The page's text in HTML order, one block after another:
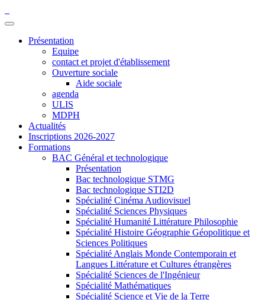
Présentation
Equipe
contact et projet d'établissement
Ouverture sociale
Aide sociale
agenda
ULIS
MDPH
Actualités
Inscriptions 2026-2027
Formations
BAC Général et technologique
Présentation
Bac technologique STMG
Bac technologique STI2D
Spécialité Cinéma Audiovisuel
Spécialité Sciences Physiques
Spécialité Humanité Littérature Philosophie
Spécialité Histoire Géographie Géopolitique et
Sciences Politiques
Spécialité Anglais Monde Contemporain et
Langues Littérature et Cultures étrangères
Spécialité Sciences de l'Ingénieur
Spécialité Mathématiques
Spécialité Science et Vie de la Terre